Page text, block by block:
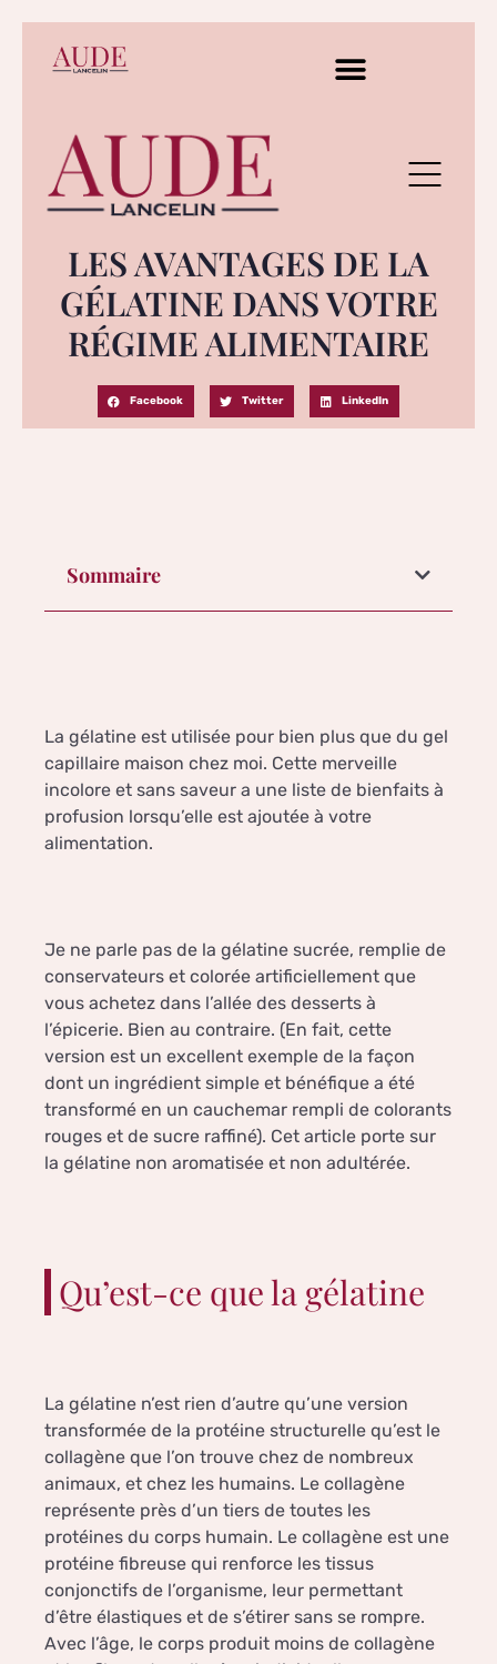
LES AVANTAGES DE LA
GÉLATINE DANS VOTRE
RÉGIME ALIMENTAIRE
Facebook Twitter LinkedIn
Sommaire
La gélatine est utilisée pour bien plus que du gel
capillaire maison chez moi. Cette merveille
incolore et sans saveur a une liste de bienfaits à
profusion lorsqu’elle est ajoutée à votre
alimentation.
Je ne parle pas de la gélatine sucrée, remplie de
conservateurs et colorée artificiellement que
vous achetez dans l’allée des desserts à
l’épicerie. Bien au contraire. (En fait, cette
version est un excellent exemple de la façon
dont un ingrédient simple et bénéfique a été
transformé en un cauchemar rempli de colorants
rouges et de sucre raffiné). Cet article porte sur
la gélatine non aromatisée et non adultérée.
Qu’est-ce que la gélatine
La gélatine n’est rien d’autre qu’une version
transformée de la protéine structurelle qu’est le
collagène que l’on trouve chez de nombreux
animaux, et chez les humains. Le collagène
représente près d’un tiers de toutes les
protéines du corps humain. Le collagène est une
protéine fibreuse qui renforce les tissus
conjonctifs de l’organisme, leur permettant
d’être élastiques et de s’étirer sans se rompre.
Avec l’âge, le corps produit moins de collagène